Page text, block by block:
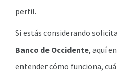
perfil.
Si estás considerando
Banco de Occidente, aquí
entender cómo funciona,